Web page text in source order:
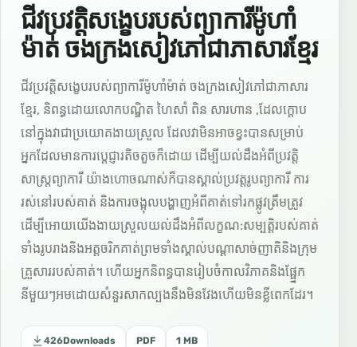
ជីវប្រវត្តិសង្ខេបរបស់ព្យាការីម៉ូហាំ
ម៉ាត់ ចងក្រងសៀវភៅជាភាសារខ្មែរ
ជីវប្រវត្តិសង្ខេបរបស់ព្យាការីម៉ូហាំម៉ាត់ ចងក្រងសៀវភៅជាភាសារ
ខ្មែរ, និពន្ធដោយលោកបណ្ឌិត ហៃសាំ ពិន សារហាន ,ដែលក្តោប
នៅក្នុងវាជាប្រយោគងាយស្រួល ដែលវាមិនអាចខ្វះបានសម្រាប់
អ្នកដែលមានការប្តេជ្ញារតិចតួចក៏ដោយ ដើម្បីយល់ដឹងអំពីប្រវត្តិ
សាស្រ្តព្យាការី យ៉ាងហោចណាស់ក៏បានស្គាល់ប្រវត្តរូបព្យាការី ការ
រស់នៅរបស់គាត់ និងការចង្អុលបង្ហាញអំពីគាត់ទៅរកផ្លូវត្រឹមត្រូវ
ដើម្បីអោយយើងងាយស្រួលយល់ដឹងអំពីលក្ខណ:សម្បត្តិរបស់គាត់
ទាំងរូបរាងនិងអត្តចរិកគាត់ព្រមទាំងស្គាល់បណ្តាសាច់ញាតិនិងក្រុម
គ្រួសាររបស់គាត់។ ហើយអ្នកនិពន្ធបានរៀបចំកាលវិភាគនិងផ្ផ្នែក
នីមួយៗអមដោយសំនួរសាកល្បងនឹងមិនវែងហើយមិនខ្លីពេកដែរ។
426Downloads PDF 1 MB